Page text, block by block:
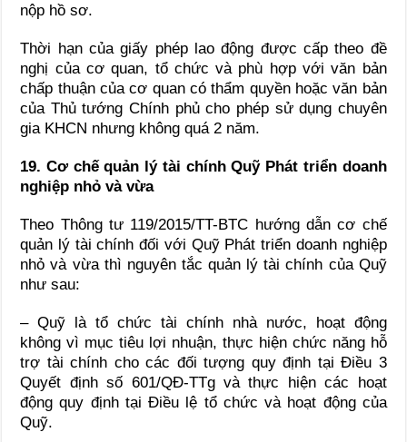
nộp hồ sơ.
Thời hạn của giấy phép lao động được cấp theo đề
nghị của cơ quan, tổ chức và phù hợp với văn bản
chấp thuận của cơ quan có thẩm quyền hoặc văn bản
của Thủ tướng Chính phủ cho phép sử dụng chuyên
gia KHCN nhưng không quá 2 năm.
19. Cơ chế quản lý tài chính Quỹ Phát triển doanh
nghiệp nhỏ và vừa
Theo Thông tư 119/2015/TT-BTC hướng dẫn cơ chế
quản lý tài chính đối với Quỹ Phát triển doanh nghiệp
nhỏ và vừa thì nguyên tắc quản lý tài chính của Quỹ
như sau:
– Quỹ là tổ chức tài chính nhà nước, hoạt động
không vì mục tiêu lợi nhuận, thực hiện chức năng hỗ
trợ tài chính cho các đối tượng quy định tại Điều 3
Quyết định số 601/QĐ-TTg và thực hiện các hoạt
động quy định tại Điều lệ tổ chức và hoạt động của
Quỹ.